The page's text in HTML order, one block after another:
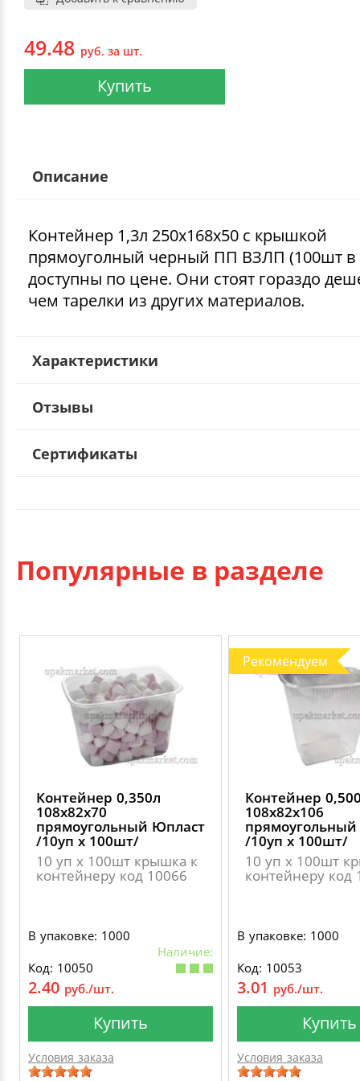
49.48 руб. за шт.
Купить
Описание
Контейнер 1,3л 250х168х50 с крышкой
прямоуголный черный ПП ВЗЛП (100шт в
доступны по цене. Они стоят гораздо
чем тарелки из других материалов.
Характеристики
Отзывы
Сертификаты
Популярные в разделе
Контейнер 0,350л
108х82х70
прямоугольный Юпласт
/10уп х 100шт/
10 уп х 100шт крышка к
контейнеру код 10066
В упаковке: 1000
Наличие:
Код: 10050
2.40 руб./шт.
Купить
Условия заказа
Рекомендуем
Контейнер
108х82х106
/10уп х 100шт/
10 уп х 100шт
контейнеру код
В упаковке: 1000
Код: 10053
3.01 руб./шт.
Купить
Условия заказа